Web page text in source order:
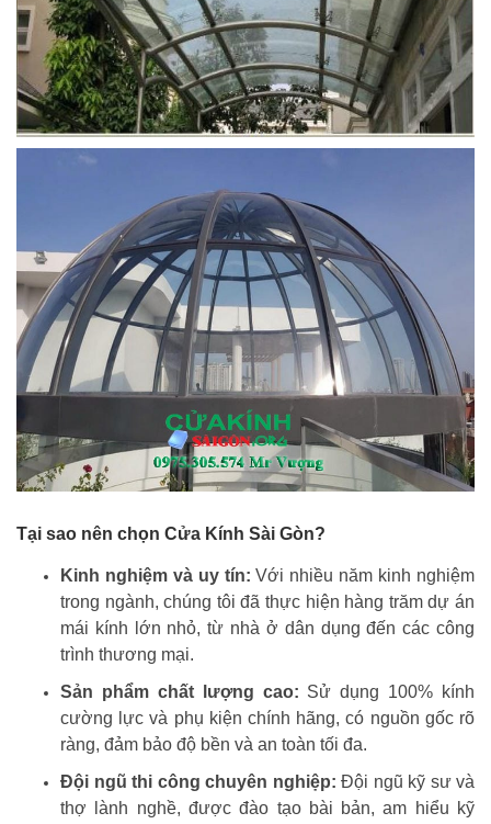
Tại sao nên chọn Cửa Kính Sài Gòn?
Kinh nghiệm và uy tín: Với nhiều năm kinh nghiệm
trong ngành, chúng tôi đã thực hiện hàng trăm dự án
mái kính lớn nhỏ, từ nhà ở dân dụng đến các công
trình thương mại.
Sản phẩm chất lượng cao: Sử dụng 100% kính
cường lực và phụ kiện chính hãng, có nguồn gốc rõ
ràng, đảm bảo độ bền và an toàn tối đa.
Đội ngũ thi công chuyên nghiệp: Đội ngũ kỹ sư và
thợ lành nghề, được đào tạo bài bản, am hiểu kỹ